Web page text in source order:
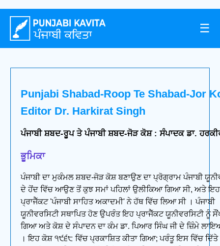
☰
Punjabi Shabad-Roop Te Shabad-Jor
Editor Dr. Harkirat Singh
ਪੰਜਾਬੀ ਸ਼ਬਦ-ਰੂਪ ਤੇ ਪੰਜਾਬੀ ਸ਼ਬਦ-ਜੋੜ ਕੋਸ਼ : ਸੰਪਾਦਕ ਡਾ.
ਭੂਮਿਕਾ
ਪੰਜਾਬੀ ਦਾ ਮੁਕੰਮਲ ਸ਼ਬਦ-ਜੋੜ ਕੋਸ਼ ਬਣਾਉਣ ਦਾ ਪ੍ਰੋਗ੍ਰਾਮ ਪੰਜਾਬੀ
ਦੇ ਹੋਂਦ ਵਿੱਚ ਆਉਣ ਤੋਂ ਕੁਝ ਸਮਾਂ ਪਹਿਲਾਂ ਉਲੀਕਿਆ ਗਿਆ ਸੀ, ਅਤੇ ਇਹ
ਪ੍ਰਾਜੈੱਕਟ 'ਪੰਜਾਬੀ ਸਾਹਿਤ ਅਕਾਦਮੀ' ਨੇ ਹੱਥ ਵਿੱਚ ਲਿਆ ਸੀ । ਪੰਜਾਬੀ
ਯੂਨੀਵਰਸਿਟੀ ਸਥਾਪਿਤ ਹੋਣ ਉਪਰੰਤ ਇਹ ਪ੍ਰਾਜੈੱਕਟ ਯੂਨੀਵਰਸਿਟੀ ਨੂੰ
ਗਿਆ ਅਤੇ ਕੋਸ਼ ਦੇ ਸੰਪਾਦਨ ਦਾ ਕੰਮ ਡਾ. ਪਿਆਰ ਸਿੰਘ ਜੀ ਦੇ ਜ਼ਿੰਮੇ
। ਇਹ ਕੋਸ਼ ੧੯੬੮ ਵਿੱਚ ਪ੍ਰਕਾਸ਼ਿਤ ਕੀਤਾ ਗਿਆ; ਪਰੰਤੂ ਇਸ ਵਿੱਚ